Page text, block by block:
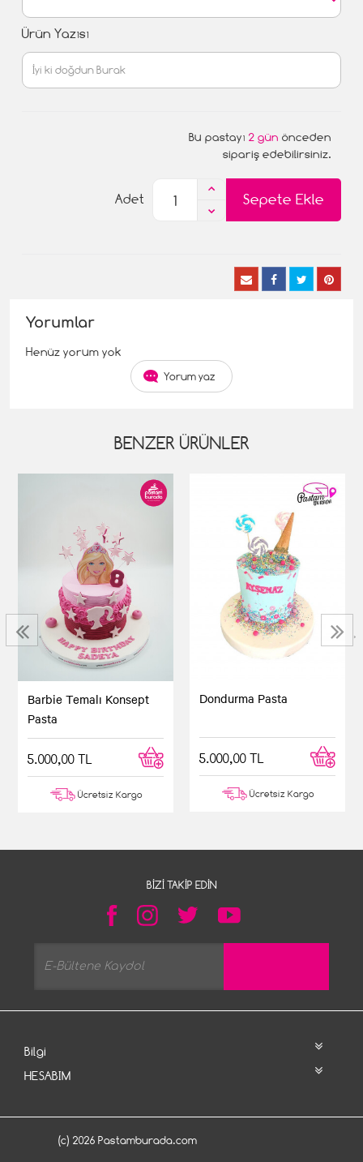
Ürün Yazısı
Bu pastayı 2 gün önceden
sipariş edebilirsiniz.
Sepete Ekle
Adet
Yorumlar
Henüz yorum yok
Yorum yaz
BENZER ÜRÜNLER
Barbie Temalı Konsept
Pasta
5.000,00 TL
Ücretsiz Kargo
Dondurma Pasta
5.000,00 TL
Ücretsiz Kargo
‹ ›
BIZI TAKIP EDIN
Bilgi
HESABIM
(c) 2026 Pastamburada.com